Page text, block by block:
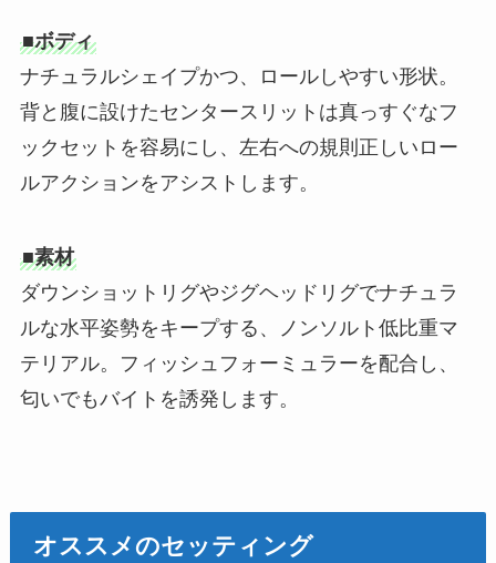
■ボディ
ナチュラルシェイプかつ、ロールしやすい形状。
背と腹に設けたセンタースリットは真っすぐなフ
ックセットを容易にし、左右への規則正しいロー
ルアクションをアシストします。
■素材
ダウンショットリグやジグヘッドリグでナチュラ
ルな水平姿勢をキープする、ノンソルト低比重マ
テリアル。フィッシュフォーミュラーを配合し、
匂いでもバイトを誘発します。
オススメのセッティング